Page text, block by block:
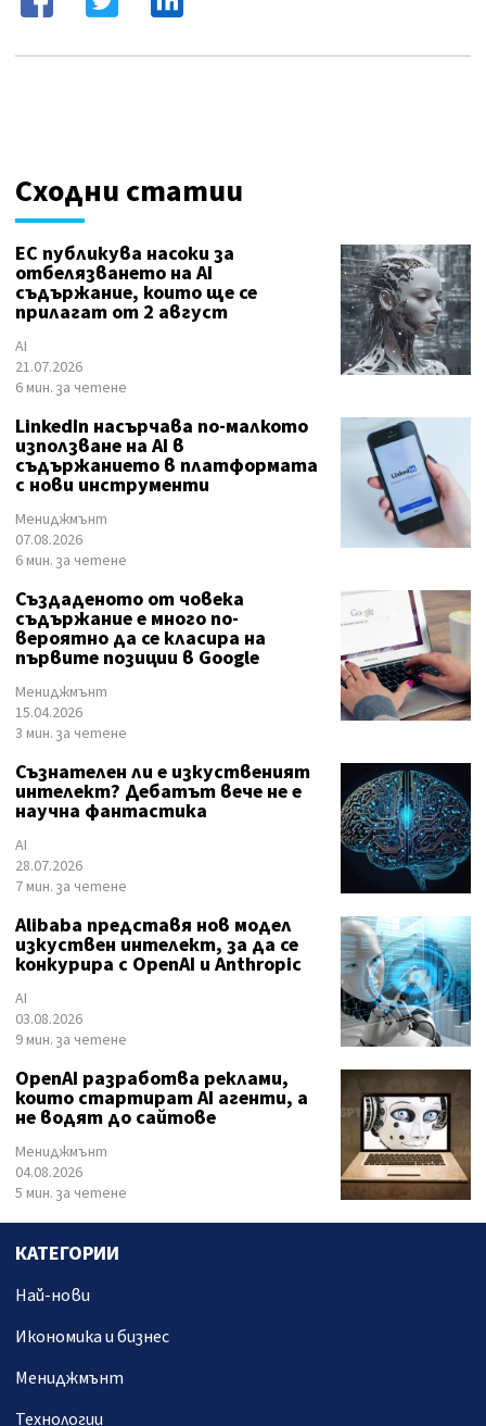
Сходни статии
ЕС публикува насоки за
отбелязването на AI
съдържание, които ще се
прилагат от 2 август
AI
21.07.2026
6 мин. за четене
LinkedIn насърчава по-малкото
използване на AI в
съдържанието в платформата
с нови инструменти
Мениджмънт
07.08.2026
6 мин. за четене
Създаденото от човека
съдържание е много по-
вероятно да се класира на
първите позиции в Google
Мениджмънт
15.04.2026
3 мин. за четене
Съзнателен ли е изкуственият
интелект? Дебатът вече не е
научна фантастика
AI
28.07.2026
7 мин. за четене
Alibaba представя нов модел
изкуствен интелект, за да се
конкурира с OpenAI и Anthropic
AI
03.08.2026
9 мин. за четене
OpenAI разработва реклами,
които стартират AI агенти, а
не водят до сайтове
Мениджмънт
04.08.2026
5 мин. за четене
КАТЕГОРИИ
Най-нови
Икономика и бизнес
Мениджмънт
Технологии